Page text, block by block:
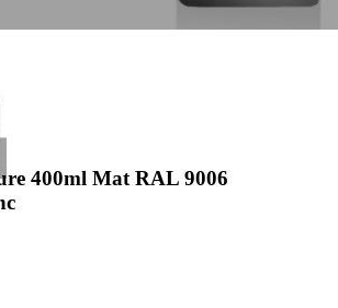
400ml Mat RAL 9006